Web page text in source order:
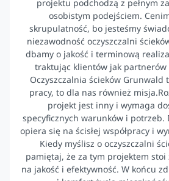
projektu podchodzą z pełnym
osobistym podejściem.
skrupulatność, bo jesteśmy
niezawodność oczyszczalni
dbamy o jakość i terminową
traktując klientów jak partnerów
Oczyszczalnia ścieków Grunwald
pracy, to dla nas również
projekt jest inny i wymaga
specyficznych warunków i potrzeb.
opiera się na ścisłej współpracy i
Kiedy myślisz o oczyszczalni
pamiętaj, że za tym projektem stoi
na jakość i efektywność. W końcu